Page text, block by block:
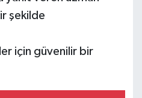
şekilde
için güvenilir bir